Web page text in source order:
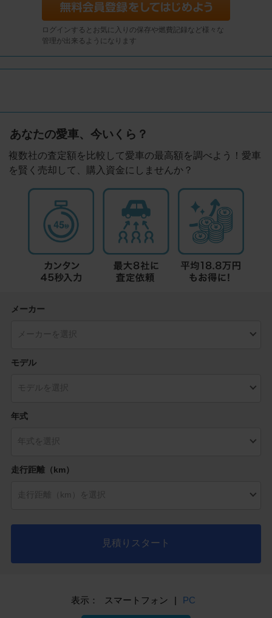
ログインするとお気に入りの保存や燃費記録など様々な
管理が出来るようになります
あなたの愛車、今いくら？
複数社の査定額を比較して愛車の最高額を調べよう！愛車
を賢く売却して、購入資金にしませんか？
メーカー
モデル
年式
走行距離（km）
見積りスタート
表示： スマートフォン | PC